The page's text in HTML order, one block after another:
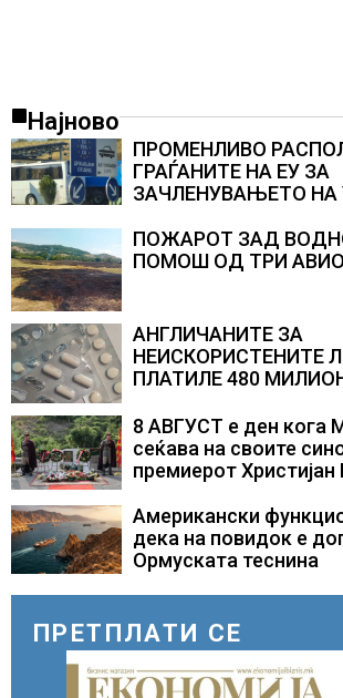
Најново
ПРОМЕНЛИВО
ГРАЃАНИТЕ НА ЕУ ЗА
ЗАЧЛЕНУВАЊЕТО НА
Полска, Франција и
ПОЖАРОТ ЗАД
ПОМОШ ОД ТРИ
АНГЛИЧАНИТЕ ЗА
НЕИСКОРИСТЕНИТЕ
ПЛАТИЛЕ 480
само лекови што
потребни
8 АВГУСТ е ден кога
сеќава на своите
премиерот
загинувањето на
прилепски бранители
Американски
дека на повидок е
Ормуската теснина
ПРЕТПЛАТИ СЕ